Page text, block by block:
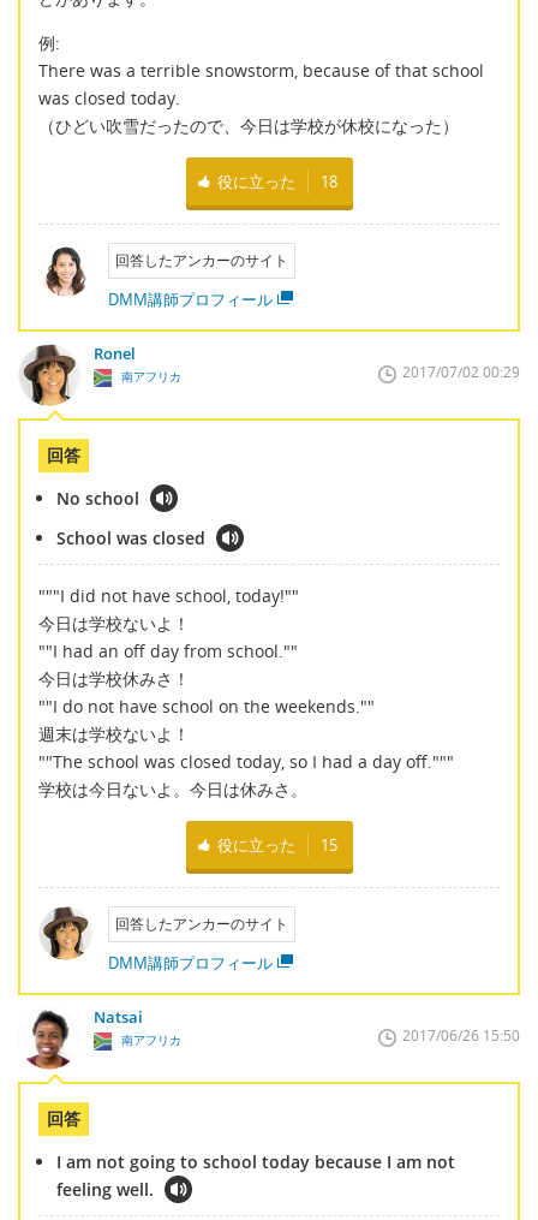
例:
There was a terrible snowstorm, because of that school
was closed today.
（ひどい吹雪だったので、今日は学校が休校になった）
役に立った 18
回答したアンカーのサイト
DMM講師プロフィール
Ronel
南アフリカ 2017/07/02 00:29
回答
No school
School was closed
"""I did not have school, today!""
今日は学校ないよ！
""I had an off day from school.""
今日は学校休みさ！
""I do not have school on the weekends.""
週末は学校ないよ！
""The school was closed today, so I had a day off."""
学校は今日ないよ。今日は休みさ。
役に立った 15
回答したアンカーのサイト
DMM講師プロフィール
Natsai
南アフリカ 2017/06/26 15:50
回答
I am not going to school today because I am not
feeling well.